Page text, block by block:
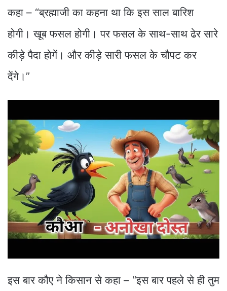
कहा – “ब्रह्माजी का कहना था कि इस साल बारिश
होगी। खूब फसल होगी। पर फसल के साथ-साथ ढेर सारे
कीड़े पैदा होगें। और कीड़े सारी फसल के चौपट कर
देंगे।”
इस बार कौए ने किसान से कहा – “इस बार पहले से ही तुम